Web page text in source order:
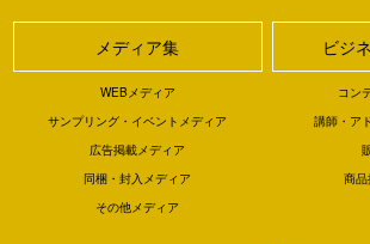
メディア集
WEBメディア
サンプリング・イベントメディア
広告掲載メディア
同梱・封入メディア
その他メディア
ビジ
コン
講師・ア
商